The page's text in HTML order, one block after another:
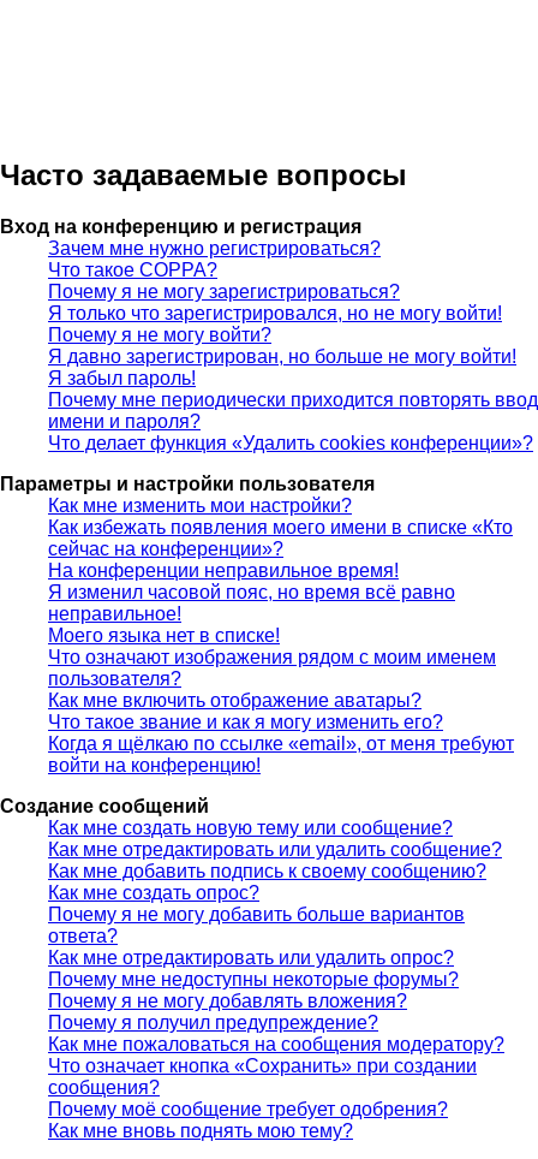
Часто задаваемые вопросы
Вход на конференцию и регистрация
Зачем мне нужно регистрироваться?
Что такое COPPA?
Почему я не могу зарегистрироваться?
Я только что зарегистрировался, но не могу войти!
Почему я не могу войти?
Я давно зарегистрирован, но больше не могу войти!
Я забыл пароль!
Почему мне периодически приходится повторять ввод
имени и пароля?
Что делает функция «Удалить cookies конференции»?
Параметры и настройки пользователя
Как мне изменить мои настройки?
Как избежать появления моего имени в списке «Кто
сейчас на конференции»?
На конференции неправильное время!
Я изменил часовой пояс, но время всё равно
неправильное!
Моего языка нет в списке!
Что означают изображения рядом с моим именем
пользователя?
Как мне включить отображение аватары?
Что такое звание и как я могу изменить его?
Когда я щёлкаю по ссылке «email», от меня требуют
войти на конференцию!
Создание сообщений
Как мне создать новую тему или сообщение?
Как мне отредактировать или удалить сообщение?
Как мне добавить подпись к своему сообщению?
Как мне создать опрос?
Почему я не могу добавить больше вариантов
ответа?
Как мне отредактировать или удалить опрос?
Почему мне недоступны некоторые форумы?
Почему я не могу добавлять вложения?
Почему я получил предупреждение?
Как мне пожаловаться на сообщения модератору?
Что означает кнопка «Сохранить» при создании
сообщения?
Почему моё сообщение требует одобрения?
Как мне вновь поднять мою тему?